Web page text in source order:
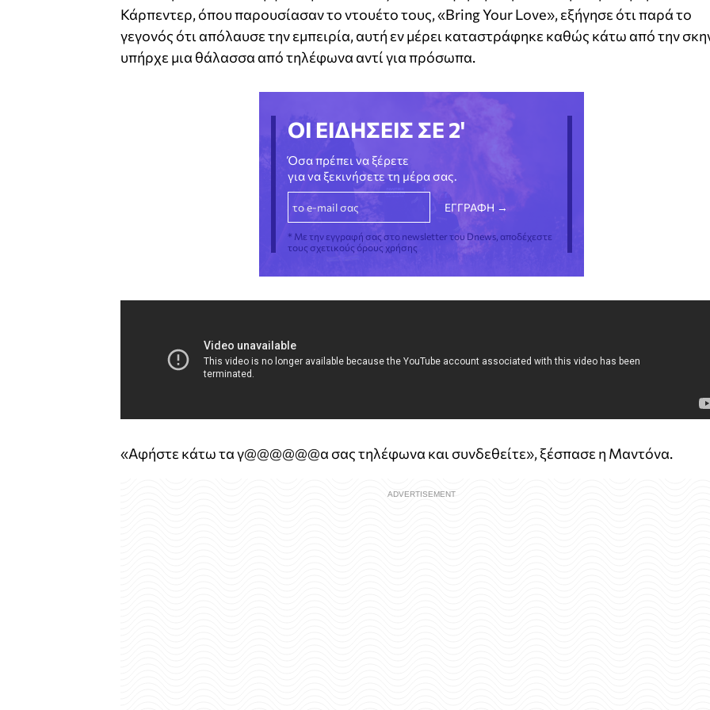
Κάρπεντερ, όπου παρουσίασαν το ντουέτο τους, «Bring Your Love», εξήγησε ότι παρά το
γεγονός ότι απόλαυσε την εμπειρία, αυτή εν μέρει καταστράφηκε καθώς κάτω από την
υπήρχε μια θάλασσα από τηλέφωνα αντί για πρόσωπα.
ΟΙ ΕΙΔΗΣΕΙΣ ΣΕ 2'
Όσα πρέπει να ξέρετε
για να ξεκινήσετε τη μέρα σας.
* Με την εγγραφή σας στο newsletter του Dnews, αποδέχεστε
τους σχετικούς όρους χρήσης
«Αφήστε κάτω τα γ@@@@@@α σας τηλέφωνα και συνδεθείτε», ξέσπασε η Μαντόνα.